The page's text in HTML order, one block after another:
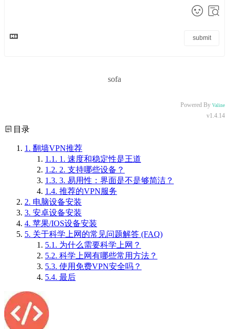
submit
sofa
Powered By Valine
v1.4.14
目录
1. 翻墙VPN推荐
1.1. 1. 速度和稳定性是王道
1.2. 2. 支持哪些设备？
1.3. 3. 易用性：界面是不是够简洁？
1.4. 推荐的VPN服务
2. 电脑设备安装
3. 安卓设备安装
4. 苹果/IOS设备安装
5. 关于科学上网的常见问题解答 (FAQ)
5.1. 为什么需要科学上网？
5.2. 科学上网有哪些常用方法？
5.3. 使用免费VPN安全吗？
5.4. 最后